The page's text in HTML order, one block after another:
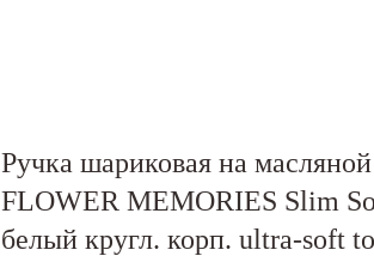
Ручка шариковая на
FLOWER MEMORIES Slim
белый кругл. корп. ultra-soft